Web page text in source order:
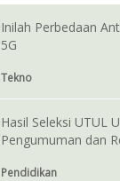
Inilah Perbedaan
5G
Tekno
Hasil Seleksi UTUL
Pengumuman dan
Pendidikan